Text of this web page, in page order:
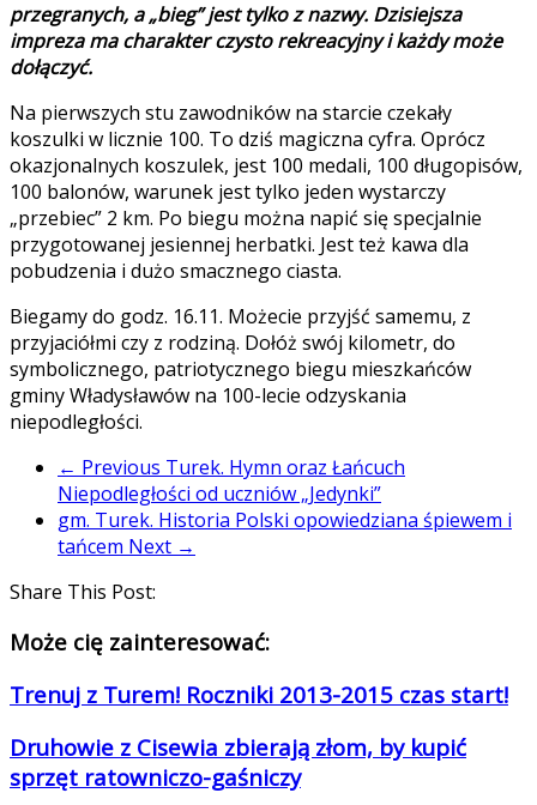
przegranych, a „bieg” jest tylko z nazwy. Dzisiejsza
impreza ma charakter czysto rekreacyjny i każdy może
dołączyć.
Na pierwszych stu zawodników na starcie czekały
koszulki w licznie 100. To dziś magiczna cyfra. Oprócz
okazjonalnych koszulek, jest 100 medali, 100 długopisów,
100 balonów, warunek jest tylko jeden wystarczy
„przebiec” 2 km. Po biegu można napić się specjalnie
przygotowanej jesiennej herbatki. Jest też kawa dla
pobudzenia i dużo smacznego ciasta.
Biegamy do godz. 16.11. Możecie przyjść samemu, z
przyjaciółmi czy z rodziną. Dołóż swój kilometr, do
symbolicznego, patriotycznego biegu mieszkańców
gminy Władysławów na 100-lecie odzyskania
niepodległości.
← Previous Turek. Hymn oraz Łańcuch
Niepodległości od uczniów „Jedynki”
gm. Turek. Historia Polski opowiedziana śpiewem i
tańcem Next →
Share This Post:
Może cię zainteresować:
Trenuj z Turem! Roczniki 2013-2015 czas start!
Druhowie z Cisewia zbierają złom, by kupić
sprzęt ratowniczo-gaśniczy